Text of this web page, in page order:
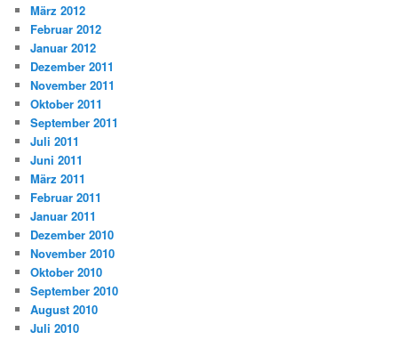
März 2012
Februar 2012
Januar 2012
Dezember 2011
November 2011
Oktober 2011
September 2011
Juli 2011
Juni 2011
März 2011
Februar 2011
Januar 2011
Dezember 2010
November 2010
Oktober 2010
September 2010
August 2010
Juli 2010